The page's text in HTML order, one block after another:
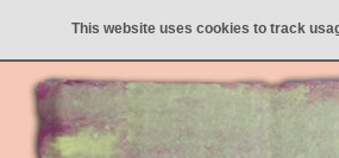
This website uses cookies to track